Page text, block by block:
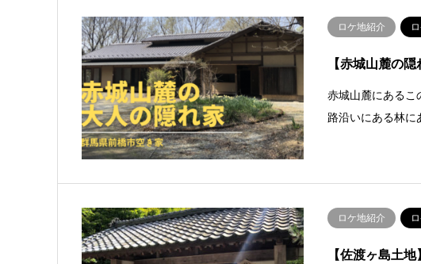
ロケ地紹介
【赤城山麓の
赤城山麓にあるこ
路沿いにある林
ロケ地紹介
【佐渡ヶ島土